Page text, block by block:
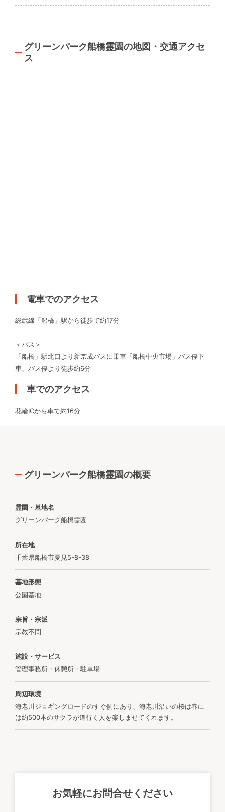
グリーンパーク船橋霊園の地図・交通アクセ
ス
電車でのアクセス
総武線「船橋」駅から徒歩で約17分
＜バス＞
「船橋」駅北口より新京成バスに乗車「船橋中央市場」バス停下
車、バス停より徒歩約6分
車でのアクセス
花輪ICから車で約16分
グリーンパーク船橋霊園の概要
霊園・墓地名
グリーンパーク船橋霊園
所在地
千葉県船橋市夏見5-8-38
墓地形態
公園墓地
宗旨・宗派
宗教不問
施設・サービス
管理事務所・休憩所・駐車場
周辺環境
海老川ジョギングロードのすぐ側にあり、海老川沿いの桜は春に
は約500本のサクラが道行く人を楽しませてくれます。
お気軽にお問合せください